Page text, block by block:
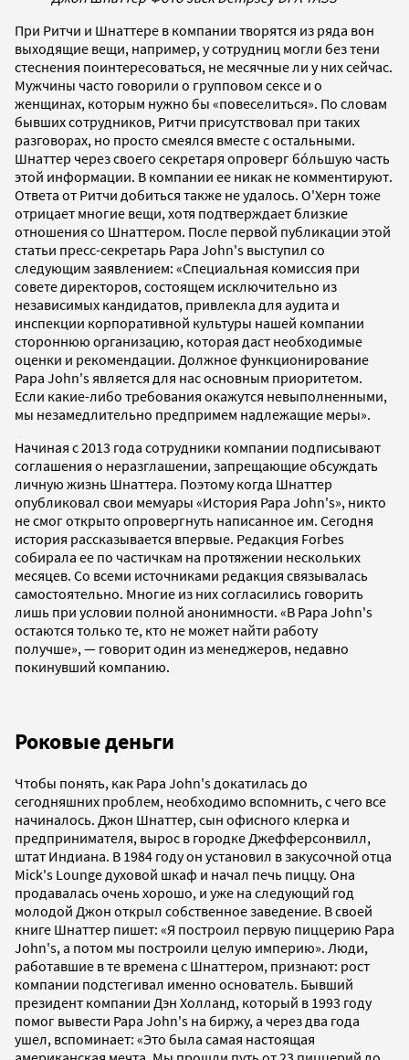
При Ритчи и Шнаттере в компании творятся из ряда вон
выходящие вещи, например, у сотрудниц могли без тени
стеснения поинтересоваться, не месячные ли у них сейчас.
Мужчины часто говорили о групповом сексе и о
женщинах, которым нужно бы «повеселиться». По словам
бывших сотрудников, Ритчи присутствовал при таких
разговорах, но просто смеялся вместе с остальными.
Шнаттер через своего секретаря опроверг бóльшую часть
этой информации. В компании ее никак не комментируют.
Ответа от Ритчи добиться также не удалось. О'Херн тоже
отрицает многие вещи, хотя подтверждает близкие
отношения со Шнаттером. После первой публикации этой
статьи пресс-секретарь Papa John's выступил со
следующим заявлением: «Специальная комиссия при
совете директоров, состоящем исключительно из
независимых кандидатов, привлекла для аудита и
инспекции корпоративной культуры нашей компании
стороннюю организацию, которая даст необходимые
оценки и рекомендации. Должное функционирование
Papa John's является для нас основным приоритетом.
Если какие-либо требования окажутся невыполненными,
мы незамедлительно предпримем надлежащие меры».
Начиная с 2013 года сотрудники компании подписывают
соглашения о неразглашении, запрещающие обсуждать
личную жизнь Шнаттера. Поэтому когда Шнаттер
опубликовал свои мемуары «История Papa John's», никто
не смог открыто опровергнуть написанное им. Сегодня
история рассказывается впервые. Редакция Forbes
собирала ее по частичкам на протяжении нескольких
месяцев. Со всеми источниками редакция связывалась
самостоятельно. Многие из них согласились говорить
лишь при условии полной анонимности. «В Papa John's
остаются только те, кто не может найти работу
получше», — говорит один из менеджеров, недавно
покинувший компанию.
Роковые деньги
Чтобы понять, как Papa John's докатилась до
сегодняшних проблем, необходимо вспомнить, с чего все
начиналось. Джон Шнаттер, сын офисного клерка и
предпринимателя, вырос в городке Джефферсонвилл,
штат Индиана. В 1984 году он установил в закусочной отца
Mick's Lounge духовой шкаф и начал печь пиццу. Она
продавалась очень хорошо, и уже на следующий год
молодой Джон открыл собственное заведение. В своей
книге Шнаттер пишет: «Я построил первую пиццерию Papa
John's, а потом мы построили целую империю». Люди,
работавшие в те времена с Шнаттером, признают: рост
компании подстегивал именно основатель. Бывший
президент компании Дэн Холланд, который в 1993 году
помог вывести Papa John's на биржу, а через два года
ушел, вспоминает: «Это была самая настоящая